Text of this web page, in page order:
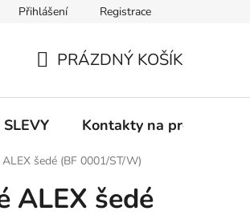
k on-line platbám Odstoupení od
Přihlášení Registrace
KOŠÍK
PRÁZDNÝ KOŠÍK
SLEVY Kontakty na prodejny
šedé (BF 0001/ST/W)
ALEX šedé